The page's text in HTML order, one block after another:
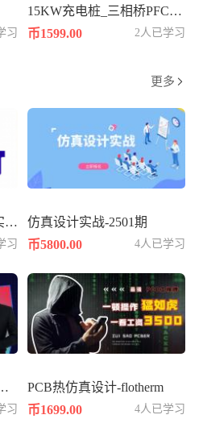
习
15KW充电桩_三相桥PFC_移相全桥
币1599.00
2人已学习
更多 
Hyperlynx高速电路仿真实战知识
习
仿真设计实战-2501期
币5800.00
4人已学习
速信号仿真设计
习
PCB热仿真设计-flotherm
币1699.00
4人已学习